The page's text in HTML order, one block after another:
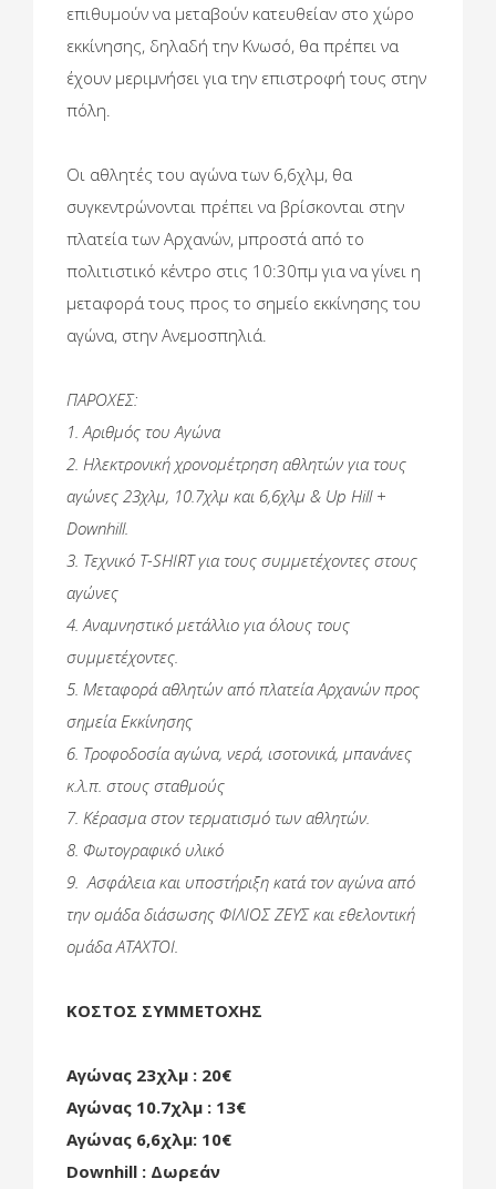
επιθυμούν να μεταβούν κατευθείαν στο χώρο
εκκίνησης, δηλαδή την Κνωσό, θα πρέπει να
έχουν μεριμνήσει για την επιστροφή τους στην
πόλη.
Οι αθλητές του αγώνα των 6,6χλμ, θα
συγκεντρώνονται πρέπει να βρίσκονται στην
πλατεία των Αρχανών, μπροστά από το
πολιτιστικό κέντρο στις 10:30πμ για να γίνει η
μεταφορά τους προς το σημείο εκκίνησης του
αγώνα, στην Ανεμοσπηλιά.
ΠΑΡΟΧΕΣ:
1. Αριθμός του Αγώνα
2. Ηλεκτρονική χρονομέτρηση αθλητών για τους
αγώνες 23χλμ, 10.7χλμ και 6,6χλμ & Up Hill +
Downhill.
3. Τεχνικό T-SHIRT για τους συμμετέχοντες στους
αγώνες
4. Αναμνηστικό μετάλλιο για όλους τους
συμμετέχοντες.
5. Μεταφορά αθλητών από πλατεία Αρχανών προς
σημεία Εκκίνησης
6. Τροφοδοσία αγώνα, νερά, ισοτονικά, μπανάνες
κ.λ.π. στους σταθμούς
7. Κέρασμα στον τερματισμό των αθλητών.
8. Φωτογραφικό υλικό
9. Ασφάλεια και υποστήριξη κατά τον αγώνα από
την ομάδα διάσωσης ΦΙΛΙΟΣ ΖΕΥΣ και εθελοντική
ομάδα ΑΤΑΧΤΟΙ.
ΚΟΣΤΟΣ ΣΥΜΜΕΤΟΧΗΣ
Αγώνας 23χλμ : 20€
Αγώνας 10.7χλμ : 13€
Αγώνας 6,6χλμ: 10€
Downhill : Δωρεάν